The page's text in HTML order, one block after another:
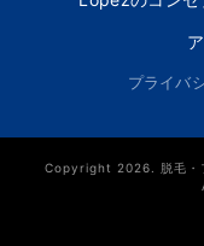
プライバ
Copyright 2026. 脱毛・